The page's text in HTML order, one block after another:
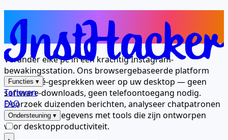
Functies ▾
Tarieven
FAQ
Ondersteuning ▾
Uw computer is nu een Instagram-
berichtviewer
Verander elke pc in een krachtig Instagram-
bewakingsstation. Ons browsergebaseerde platform
geeft privé-gesprekken weer op uw desktop — geen
software-downloads, geen telefoontoegang nodig.
Doorzoek duizenden berichten, analyseer chatpatronen
en exporteer gegevens met tools die zijn ontworpen
voor desktopproductiviteit.